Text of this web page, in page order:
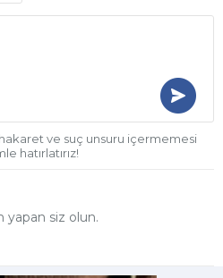
ve suç unsuru içermemesi
hatırlatırız!
yapan siz olun.